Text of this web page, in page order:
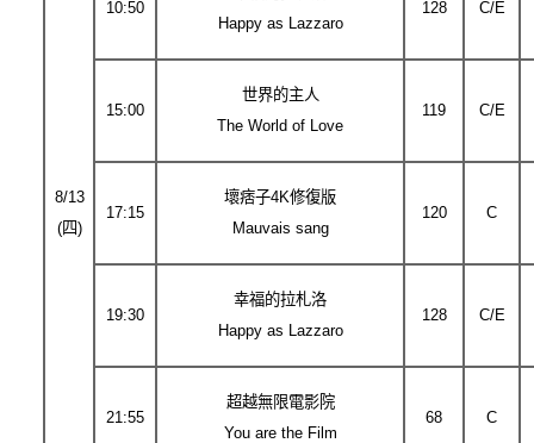
8/13
(四)
10:50
Happy as Lazzaro
128 C/E
15:00
世界的主人
The World of Love
119 C/E
17:15
壞痞子4K修復版
Mauvais sang
120 C
19:30
幸福的拉札洛
Happy as Lazzaro
128 C/E
21:55
超越無限電影院
You are the Film
68 C